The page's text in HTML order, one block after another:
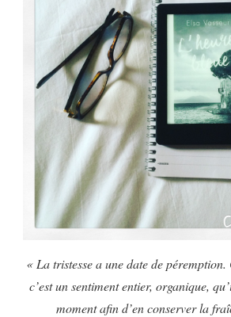
« La tristesse a une date de
c’est un sentiment entier, organique,
moment afin d’en conserver la